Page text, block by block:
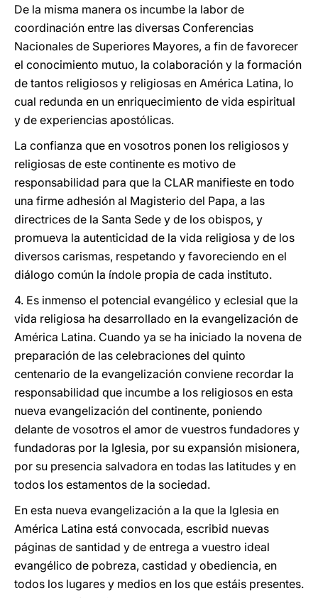
De la misma manera os incumbe la labor de
coordinación entre las diversas Conferencias
Nacionales de Superiores Mayores, a fin de favorecer
el conocimiento mutuo, la colaboración y la formación
de tantos religiosos y religiosas en América Latina, lo
cual redunda en un enriquecimiento de vida espiritual
y de experiencias apostólicas.
La confianza que en vosotros ponen los religiosos y
religiosas de este continente es motivo de
responsabilidad para que la CLAR manifieste en todo
una firme adhesión al Magisterio del Papa, a las
directrices de la Santa Sede y de los obispos, y
promueva la autenticidad de la vida religiosa y de los
diversos carismas, respetando y favoreciendo en el
diálogo común la índole propia de cada instituto.
4. Es inmenso el potencial evangélico y eclesial que la
vida religiosa ha desarrollado en la evangelización de
América Latina. Cuando ya se ha iniciado la novena de
preparación de las celebraciones del quinto
centenario de la evangelización conviene recordar la
responsabilidad que incumbe a los religiosos en esta
nueva evangelización del continente, poniendo
delante de vosotros el amor de vuestros fundadores y
fundadoras por la Iglesia, por su expansión misionera,
por su presencia salvadora en todas las latitudes y en
todos los estamentos de la sociedad.
En esta nueva evangelización a la que la Iglesia en
América Latina está convocada, escribid nuevas
páginas de santidad y de entrega a vuestro ideal
evangélico de pobreza, castidad y obediencia, en
todos los lugares y medios en los que estáis presentes.